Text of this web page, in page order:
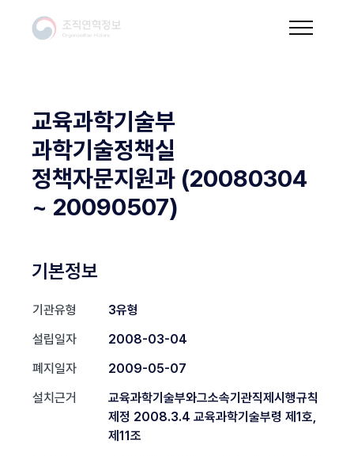
교육과학기술부
과학기술정책실
정책자문지원과 (20080304
~ 20090507)
기본정보
기관유형
3유형
설립일자
2008-03-04
폐지일자
2009-05-07
설치근거
교육과학기술부와그소속기관직제시행규칙
제정 2008.3.4 교육과학기술부령 제1호,
제11조